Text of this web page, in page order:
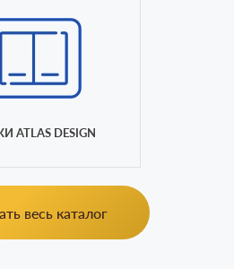
ATLAS DESIGN
весь каталог